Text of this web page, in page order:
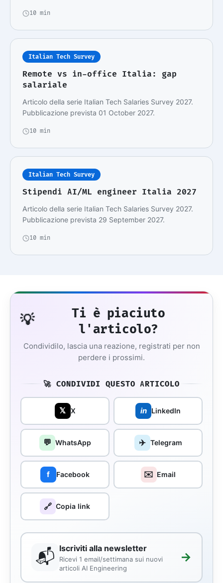
10 min
Italian Tech Survey
Remote vs in-office Italia: gap
salariale
Articolo della serie Italian Tech Salaries Survey 2027.
Pubblicazione prevista 01 October 2027.
10 min
Italian Tech Survey
Stipendi AI/ML engineer Italia 2027
Articolo della serie Italian Tech Salaries Survey 2027.
Pubblicazione prevista 29 September 2027.
10 min
💡
Ti è piaciuto
l'articolo?
Condividilo, lascia una reazione, registrati per non
perdere i prossimi.
🚀 CONDIVIDI QUESTO ARTICOLO
𝕏 X in LinkedIn
💬 WhatsApp ✈️ Telegram
f Facebook ✉️ Email
🔗 Copia link
📬 Iscriviti alla newsletter
Ricevi 1 email/settimana sui nuovi
articoli AI Engineering
→